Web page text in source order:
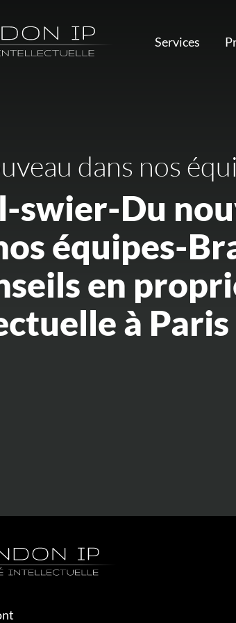
Services
dans nos
swier-Du
équipes-
en
à Paris